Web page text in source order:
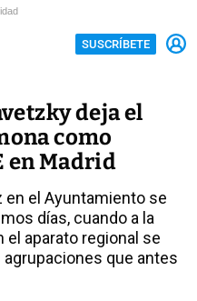
SUSCRÍBETE
deja el
como
en Madrid
en el Ayuntamiento se
días, cuando a la
el aparato regional se
que antes